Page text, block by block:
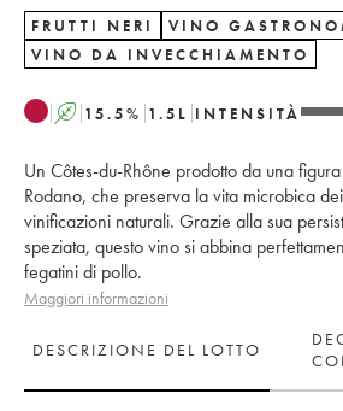
FRUTTI NERI
VINO
VINO DA INVECCHIAMENTO
A 15.5% 1.5 L INTENSITÀ
Un Côtes-du-Rhône prodotto da una
Rodano, che preserva la vita microbica
vinificazioni naturali. Grazie alla sua
speziata, questo vino si abbina
fegatini di pollo.
Maggiori informazioni
DESCRIZIONE DEL LOTTO